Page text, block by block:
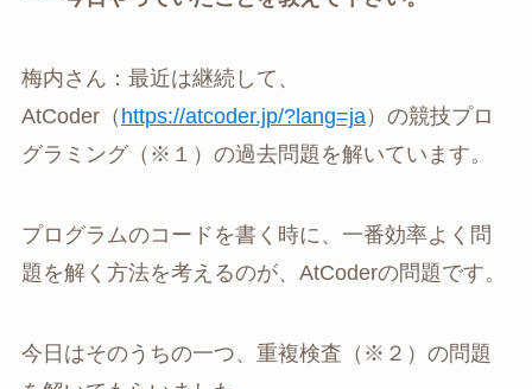
梅内さん：最近は継続して、
AtCoder（ https://atcoder.jp/?lang=ja）の競技プロ
グラミング（※１）の過去問題を解いています。
プログラムのコードを書く時に、一番効率よく問
題を解く方法を考えるのが、AtCoderの問題です。
今日はそのうちの一つ、重複検査（※２）の問題